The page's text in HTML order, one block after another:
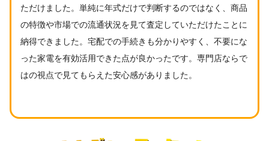
ただけました。単純に年式だけで判断するのではなく、商品
の特徴や市場での流通状況を見て査定していただけたことに
納得できました。宅配での手続きも分かりやすく、不要にな
った家電を有効活用できた点が良かったです。専門店ならで
はの視点で見てもらえた安心感がありました。